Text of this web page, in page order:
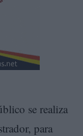
se realiza
para